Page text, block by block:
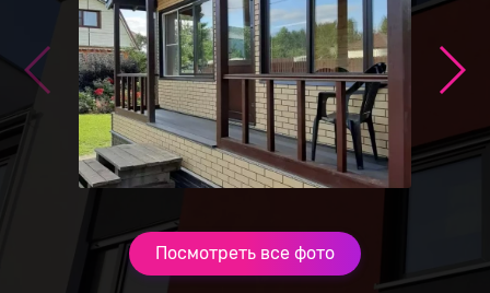
Посмотреть все фото